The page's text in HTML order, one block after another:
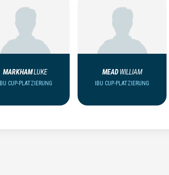
MARKHAMLUKE
IBU CUP-PLATZIERUNG
MEAD WILLIAM
IBU CUP-PLATZIERUNG